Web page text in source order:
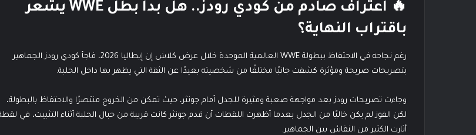
🔥 اعتراف صادم من كودي رودز.. هل بدأ بطل WWE يشعر
باقتراب النهاية؟
رغم نجاحه في الاحتفاظ ببطولة WWE العالمية الموحدة خلال عرض كلاش إن إيطاليا 2026، فاجأ كودي رودز الجماهير
بتصريحات صريحة ومؤثرة كشفت جانبًا مختلفًا من شخصيته بعيدًا عن الثقة التي يظهر بها داخل الحلبة.
وجاءت تصريحات رودز بعد مواجهة صعبة ومثيرة للجدل أمام جونثر، حيث تمكن من الخروج منتصرًا والاحتفاظ بالبطولة،
لكن الفوز لم يكن خاليًا من الجدل بعدما أظهرت اللقطات أن قدم جونثر كانت قريبة من حبال الحلبة أثناء التثبيت، في
أثارت الكثير من النقاش بين الجماهير.